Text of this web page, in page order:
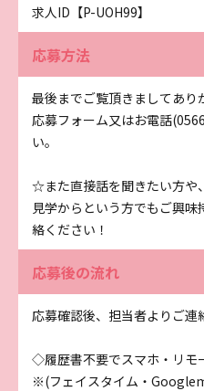
求人ID【P-UOH99】
応募方法
最後までご覧頂きましてあり
応募フォーム又はお電話
い。
☆また直接話を聞きたい方や
見学からという方でもご興
絡ください！
応募後の流れ
応募確認後、担当者よりご連
◇履歴書不要でスマホ・リ
※(フェイスタイム・